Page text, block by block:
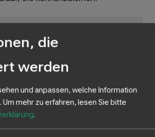
und Schüler,
es in der Schule einfach nicht
die
werden
und anpassen, welche Information
Um mehr zu erfahren, lesen Sie bitte
.